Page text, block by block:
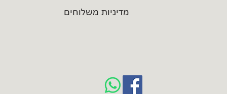
מדיניות משלוחים